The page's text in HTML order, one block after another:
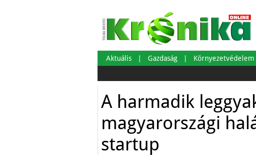
Aktuális Gazdaság Környezetvédelem
A harmadik
magyarországi
startup